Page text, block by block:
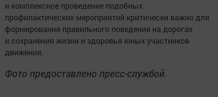
и комплексное проведение подобных
профилактических мероприятий критически важно для
формирования правильного поведения на дорогах
и сохранения жизни и здоровья юных участников
движения.
Фото предоставлено пресс-службой.